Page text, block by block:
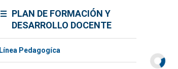
PLAN DE FORMACIÓN Y
DESARROLLO DOCENTE
Línea Pedagogíca